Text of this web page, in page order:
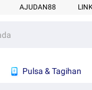
AJUDAN88
Pulsa & Tagihan